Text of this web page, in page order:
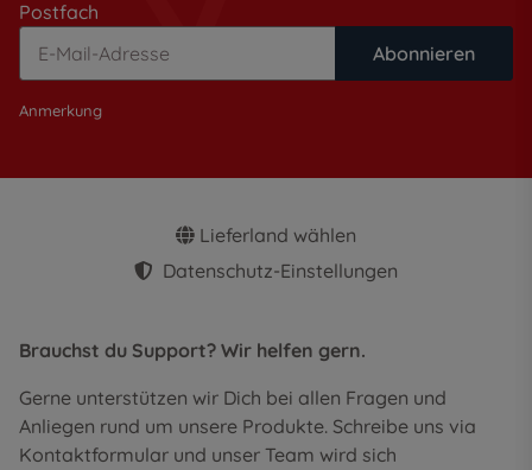
Postfach
Abonnieren
Anmerkung
Lieferland wählen
Datenschutz-Einstellungen
Brauchst du Support? Wir helfen gern.
Gerne unterstützen wir Dich bei allen Fragen und
Anliegen rund um unsere Produkte. Schreibe uns via
Kontaktformular und unser Team wird sich